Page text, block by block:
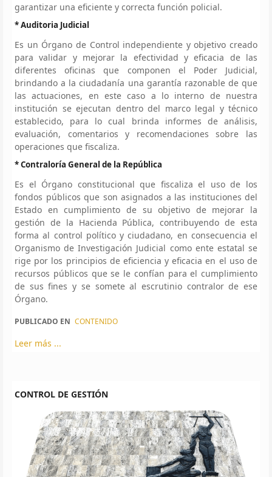
garantizar una eficiente y correcta función policial.
* Auditoria Judicial
Es un Órgano de Control independiente y objetivo creado
para validar y mejorar la efectividad y eficacia de las
diferentes oficinas que componen el Poder Judicial,
brindando a la ciudadanía una garantía razonable de que
las actuaciones, en este caso a lo interno de nuestra
institución se ejecutan dentro del marco legal y técnico
establecido, para lo cual brinda informes de análisis,
evaluación, comentarios y recomendaciones sobre las
operaciones que fiscaliza.
* Contraloría General de la República
Es el Órgano constitucional que fiscaliza el uso de los
fondos públicos que son asignados a las instituciones del
Estado en cumplimiento de su objetivo de mejorar la
gestión de la Hacienda Pública, contribuyendo de esta
forma al control político y ciudadano, en consecuencia el
Organismo de Investigación Judicial como ente estatal se
rige por los principios de eficiencia y eficacia en el uso de
recursos públicos que se le confían para el cumplimiento
de sus fines y se somete al escrutinio contralor de ese
Órgano.
PUBLICADO EN CONTENIDO
Leer más ...
CONTROL DE GESTIÓN